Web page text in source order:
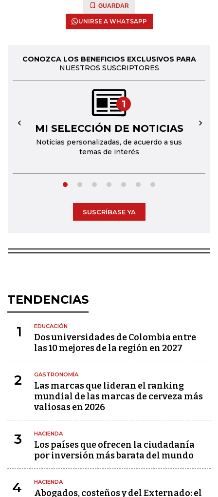
GUARDAR
UNIRSE A WHATSAPP
CONOZCA LOS BENEFICIOS EXCLUSIVOS PARA
NUESTROS SUSCRIPTORES
1
MI SELECCIÓN DE NOTICIAS
Noticias personalizadas, de acuerdo a sus
temas de interés
← →
SUSCRÍBASE YA
TENDENCIAS
1 EDUCACIÓN
Dos universidades de Colombia entre
las 10 mejores de la región en 2027
2 GASTRONOMÍA
Las marcas que lideran el ranking
mundial de las marcas de cerveza más
valiosas en 2026
3 HACIENDA
Los países que ofrecen la ciudadanía
por inversión más barata del mundo
4 HACIENDA
Abogados, costeños y del Externado: el